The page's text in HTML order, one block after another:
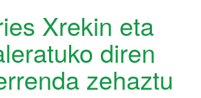
Xrekin eta
diren
zehaztu